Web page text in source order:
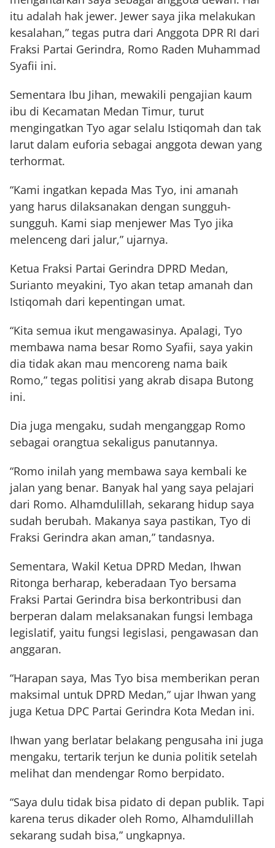
itu adalah hak jewer. Jewer saya jika melakukan
kesalahan,” tegas putra dari Anggota DPR RI dari
Fraksi Partai Gerindra, Romo Raden Muhammad
Syafii ini.
Sementara Ibu Jihan, mewakili pengajian kaum
ibu di Kecamatan Medan Timur, turut
mengingatkan Tyo agar selalu Istiqomah dan tak
larut dalam euforia sebagai anggota dewan yang
terhormat.
“Kami ingatkan kepada Mas Tyo, ini amanah
yang harus dilaksanakan dengan sungguh-
sungguh. Kami siap menjewer Mas Tyo jika
melenceng dari jalur,” ujarnya.
Ketua Fraksi Partai Gerindra DPRD Medan,
Surianto meyakini, Tyo akan tetap amanah dan
Istiqomah dari kepentingan umat.
“Kita semua ikut mengawasinya. Apalagi, Tyo
membawa nama besar Romo Syafii, saya yakin
dia tidak akan mau mencoreng nama baik
Romo,” tegas politisi yang akrab disapa Butong
ini.
Dia juga mengaku, sudah menganggap Romo
sebagai orangtua sekaligus panutannya.
“Romo inilah yang membawa saya kembali ke
jalan yang benar. Banyak hal yang saya pelajari
dari Romo. Alhamdulillah, sekarang hidup saya
sudah berubah. Makanya saya pastikan, Tyo di
Fraksi Gerindra akan aman,” tandasnya.
Sementara, Wakil Ketua DPRD Medan, Ihwan
Ritonga berharap, keberadaan Tyo bersama
Fraksi Partai Gerindra bisa berkontribusi dan
berperan dalam melaksanakan fungsi lembaga
legislatif, yaitu fungsi legislasi, pengawasan dan
anggaran.
“Harapan saya, Mas Tyo bisa memberikan peran
maksimal untuk DPRD Medan,” ujar Ihwan yang
juga Ketua DPC Partai Gerindra Kota Medan ini.
Ihwan yang berlatar belakang pengusaha ini juga
mengaku, tertarik terjun ke dunia politik setelah
melihat dan mendengar Romo berpidato.
“Saya dulu tidak bisa pidato di depan publik. Tapi
karena terus dikader oleh Romo, Alhamdulillah
sekarang sudah bisa,” ungkapnya.